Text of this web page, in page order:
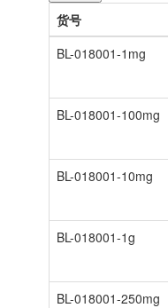
货号
BL-018001-1mg
BL-018001-100mg
BL-018001-10mg
BL-018001-1g
BL-018001-250mg